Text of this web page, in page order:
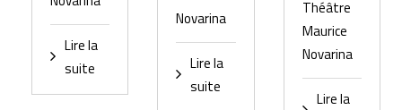
Lire la
suite
Novarina
Lire la
suite
Théâtre
Maurice
Novarina
Lire la